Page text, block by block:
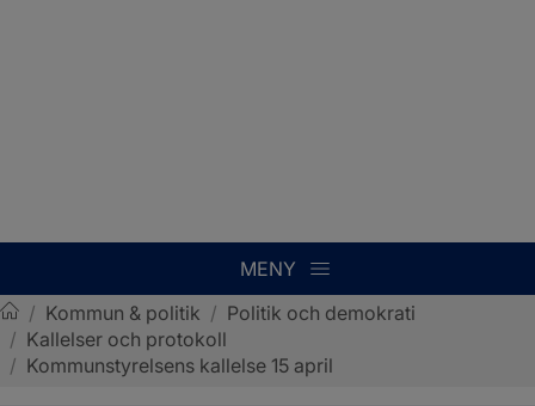
MENY
Sotenäs kommun
/ Kommun & politik / Politik och demokrati
/ Kallelser och protokoll
/ Kommunstyrelsens kallelse 15 april